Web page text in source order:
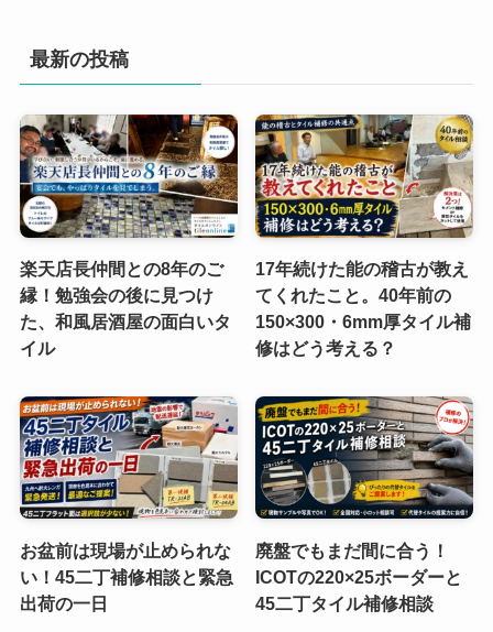
最新の投稿
楽天店長仲間との8年のご
縁！勉強会の後に見つけ
た、和風居酒屋の面白いタ
イル
17年続けた能の稽古が教え
てくれたこと。40年前の
150×300・6mm厚タイル補
修はどう考える？
お盆前は現場が止められな
い！45二丁補修相談と緊急
出荷の一日
廃盤でもまだ間に合う！
ICOTの220×25ボーダーと
45二丁タイル補修相談